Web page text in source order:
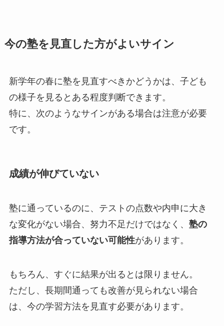
今の塾を見直した方がよいサイン
新学年の春に塾を見直すべきかどうかは、子ども
の様子を見るとある程度判断できます。
特に、次のようなサインがある場合は注意が必要
です。
成績が伸びていない
塾に通っているのに、テストの点数や内申に大き
な変化がない場合、努力不足だけではなく、 塾の
指導方法が合っていない可能性があります。
もちろん、すぐに結果が出るとは限りません。
ただし、長期間通っても改善が見られない場合
は、今の学習方法を見直す必要があります。